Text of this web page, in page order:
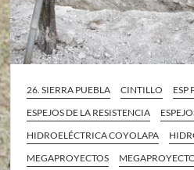
26. SIERRA PUEBLA CINTILLO
ESP
ESPEJOS DE LA RESISTENCIA
HIDROELÉCTRICA COYOLAPA
MEGAPROYECTOS